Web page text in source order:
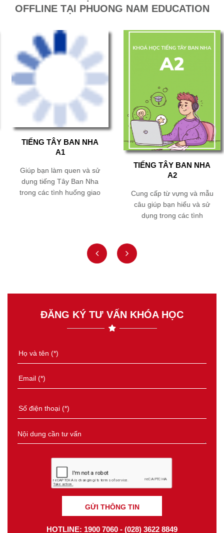
OFFLINE TẠI PHUONG NAM EDUCATION
A1
Giúp bạn làm quen và sử
TIẾNG TÂY BAN NHA
A2
Cung cấp từ vựng và mẫu
câu giúp bạn hiểu và sử
dụng trong các tình
ĐĂNG KÝ TƯ VẤN KHÓA HỌC
GỬI THÔNG TIN
HOTLINE: 1900 7060 - (028) 3622 8849